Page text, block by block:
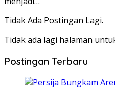
Tidak Ada Postingan Lagi.
Tidak ada lagi halaman
Postingan Terbaru